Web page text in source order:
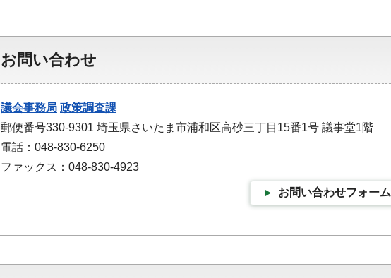
お問い合わせ
議会事務局 政策調査課
郵便番号330-9301 埼玉県さいたま市浦和区高砂三丁目15番1号 議事堂1階
電話：048-830-6250
ファックス：048-830-4923
お問い合わせフォーム